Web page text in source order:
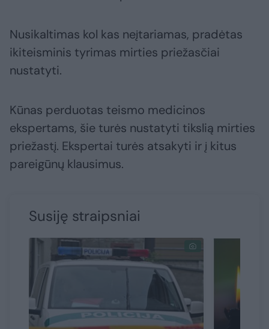
Nusikaltimas kol kas neįtariamas, pradėtas
ikiteisminis tyrimas mirties priežasčiai
nustatyti.
Kūnas perduotas teismo medicinos
ekspertams, šie turės nustatyti tikslią mirties
priežastį. Ekspertai turės atsakyti ir į kitus
pareigūnų klausimus.
Susiję straipsniai